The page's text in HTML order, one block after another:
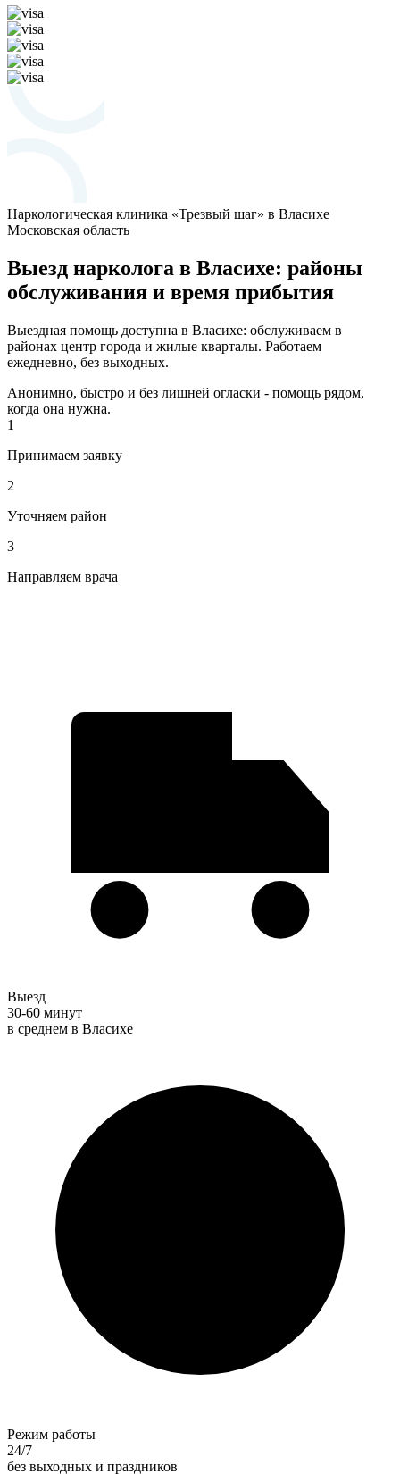
Наркологическая клиника «Трезвый шаг» в Власихе
Московская область
Выезд нарколога в Власихе: районы
обслуживания и время прибытия
Выездная помощь доступна в Власихе: обслуживаем в
районах центр города и жилые кварталы. Работаем
ежедневно, без выходных.
Анонимно, быстро и без лишней огласки - помощь рядом,
когда она нужна.
1
Принимаем заявку
2
Уточняем район
3
Направляем врача
Выезд
30-60 минут
в среднем в Власихе
Режим работы
24/7
без выходных и праздников